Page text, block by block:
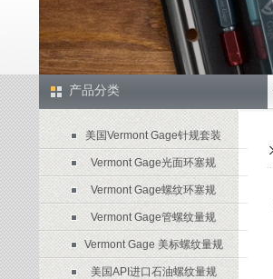
产品分类
美国Vermont Gage针规套装
Vermont Gage光面环塞规
Vermont Gage螺纹环塞规
Vermont Gage管螺纹量规
Vermont Gage 美标螺纹量规
美国API进口石油螺纹量规